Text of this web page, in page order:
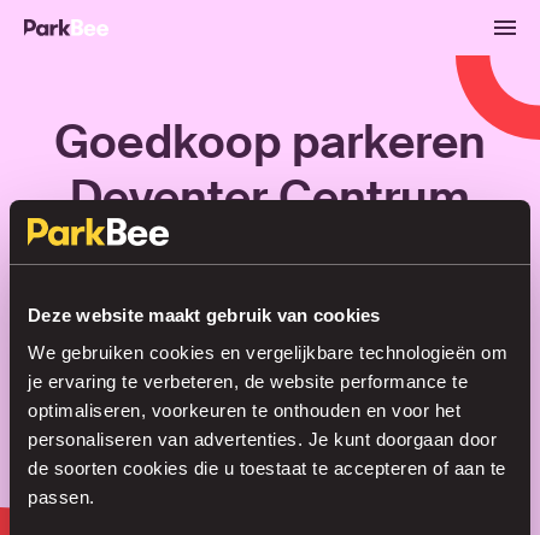
Deze website maakt gebruik van cookies
We gebruiken cookies en vergelijkbare technologieën om
je ervaring te verbeteren, de website performance te
optimaliseren, voorkeuren te onthouden en voor het
personaliseren van advertenties. Je kunt doorgaan door
de soorten cookies die u toestaat te accepteren of aan te
passen.
Goedkoop parkeren
Deventer Centrum
Regel je parkeerplek in no time